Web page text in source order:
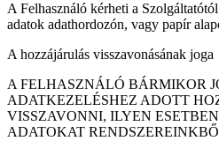
A Felhasználó kérheti a
adatok adathordozón, vagy papír
A hozzájárulás visszavonásának joga
A FELHASZNÁLÓ BÁRMIKOR
ADATKEZELÉSHEZ ADOTT
VISSZAVONNI, ILYEN
ADATOKAT